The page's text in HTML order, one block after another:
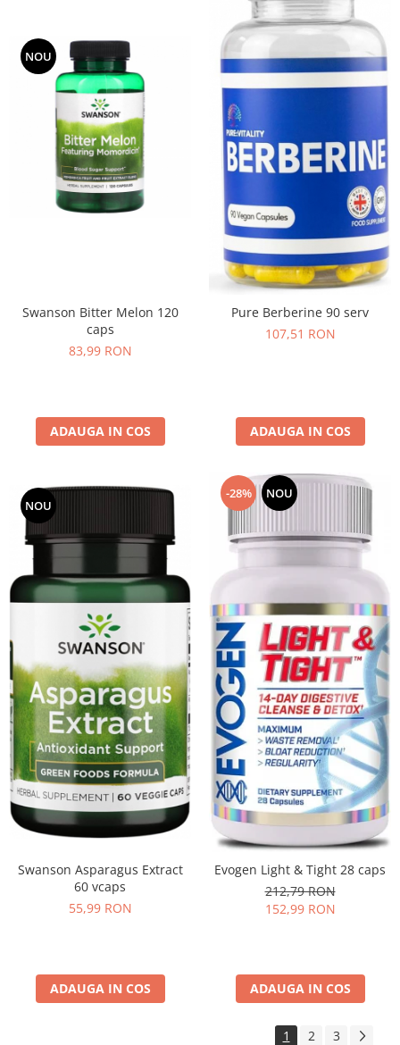
NOU
Swanson Bitter Melon 120
caps
83,99 RON
ADAUGA IN COS
Pure Berberine 90 serv
107,51 RON
ADAUGA IN COS
NOU
Swanson Asparagus Extract
60 vcaps
55,99 RON
ADAUGA IN COS
-28% NOU
Evogen Light & Tight 28 caps
212,79 RON
152,99 RON
ADAUGA IN COS
1 2 3